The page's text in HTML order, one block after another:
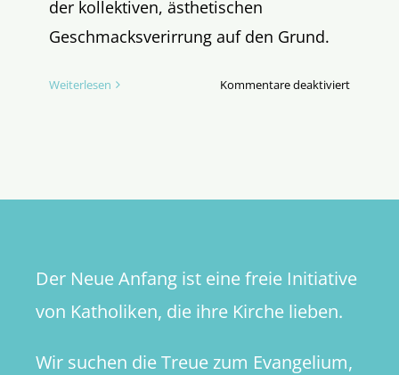
der kollektiven, ästhetischen
Geschmacksverirrung auf den Grund.
Weiterlesen Kommentare deaktiviertfür
Der Neue Anfang ist eine freie Initiative
von Katholiken, die ihre Kirche lieben.
Wir suchen die Treue zum Evangelium,